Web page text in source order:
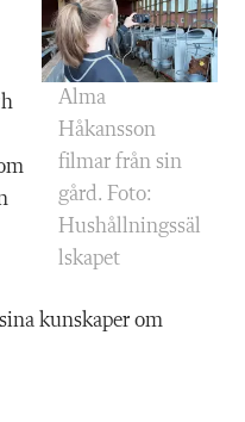
Alma
Håkansson
filmar från sin
gård. Foto:
Hushållningssäl
lskapet
kunskaper om